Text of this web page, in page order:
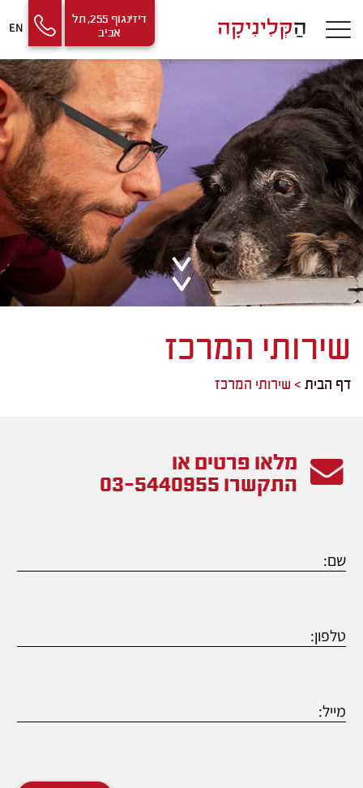
to
Content
Us
דיזינגוף 255, תל
אביב
EN
שירותי המרכז
דף הבית > שירותי המרכז
מלאו פרטים או
התקשרו 03-5440955